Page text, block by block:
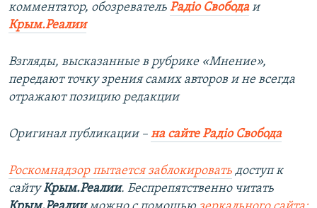
комментатор, обозреватель Радіо Свободаи
Крым.Реалии
Взгляды, высказанные в рубрике «Мнение»,
передают точку зрения самих авторов и не всегда
отражают позицию редакции
Оригинал публикации – на сайте Радіо Свобода
Роскомнадзор пытается заблокировать доступ к
сайтуКрым.Реалии. Беспрепятственно читать